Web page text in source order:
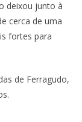
deixou junto à
cerca de uma
fortes para
de Ferragudo,
Maria?!…